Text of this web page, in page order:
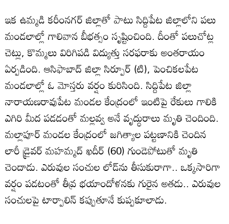
ఇక ఉమ్మడి కరీంనగర్‌ జిల్లాతో పాటు సిద్దిపేట జిల్లాలోని పలు
మండలాల్లో గాలివాన బీభత్సం సృష్టించింది. దీంతో పలుచోట్ల
చెట్లు, కొమ్మలు విరిగిపడి విద్యుత్తు సరఫరాకు అంతరాయం
ఏర్పడింది. ఆసిఫాబాద్‌ జిల్లా సిర్పూర్‌ (టి), పెంచికలపేట
మండలాల్లో ఓ మోస్తరు వర్షం కురిసింది. సిద్దిపేట జిల్లా
నారాయణరావుపేట మండల కేంద్రంలో ఇంటిపై రేకులు గాలికి
ఎగిరి మీద పడడంతో మల్లవ్వ అనే వృద్ధురాలు మృతి చెందింది.
మల్లాపూర్‌ మండల కేంద్రంలో జగిత్యాల పట్టణానికి చెందిన
లారీ డ్రైవర్‌ మహమ్మద్‌ ఖదీర్‌ (60) గుండెపోటుతో మృతి
చెందాడు. ఎరువుల సంచుల లోడ్‌ను తీసుకురాగా.. ఒక్కసారిగా
వర్షం పడటంతో తీవ్ర భయాందోళనకు గురైన అతడు.. ఎరువుల
సంచులపై టార్పాలిన్‌ కప్పుతూనే కుప్పకూలాడు.